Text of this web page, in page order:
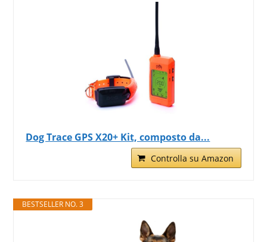
Dog Trace GPS X20+ Kit, composto da...
Controlla su Amazon
BESTSELLER NO. 3